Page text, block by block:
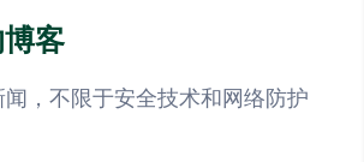
客
，不限于安全技术和网络防护